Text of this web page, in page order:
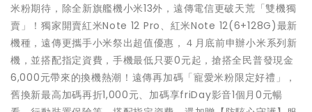
米粉期待，除全新旗艦機小米13外，遠傳電信更破天荒「雙機獨
賣」！獨家開賣紅米Note 12 Pro、紅米Note 12(6+128G)最新
機種，遠傳更攜手小米祭出超值優惠，４月底前申辦小米系列新
機，並搭配指定資費，手機最低只要0元起，搶搭全民普發現金
6,000元帶來的換機熱潮！遠傳再加碼「寵愛米粉限定好禮」，
舊換新最高加碼再折1,000元、加碼享friDay影音1個月0元暢